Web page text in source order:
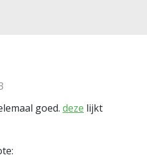
goed. deze lijkt